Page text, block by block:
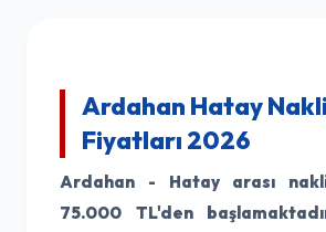
Ardahan Hatay
Fiyatları 2026
Ardahan - Hatay arası
75.000 TL'den